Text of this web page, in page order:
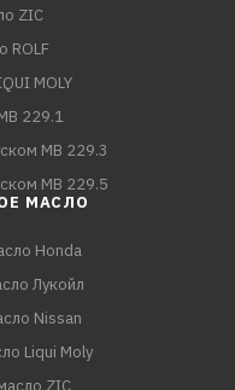
ZIC
ROLF
MOLY
229.1
MB 229.3
MB 229.5
МАСЛО
Honda
Лукойл
Nissan
Liqui Moly
ZIC